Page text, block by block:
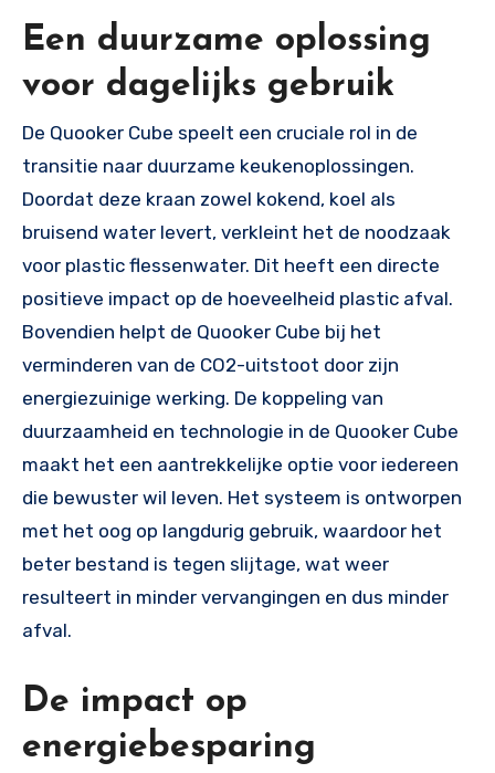
Een duurzame oplossing
voor dagelijks gebruik
De Quooker Cube speelt een cruciale rol in de
transitie naar duurzame keukenoplossingen.
Doordat deze kraan zowel kokend, koel als
bruisend water levert, verkleint het de noodzaak
voor plastic flessenwater. Dit heeft een directe
positieve impact op de hoeveelheid plastic afval.
Bovendien helpt de Quooker Cube bij het
verminderen van de CO2-uitstoot door zijn
energiezuinige werking. De koppeling van
duurzaamheid en technologie in de Quooker Cube
maakt het een aantrekkelijke optie voor iedereen
die bewuster wil leven. Het systeem is ontworpen
met het oog op langdurig gebruik, waardoor het
beter bestand is tegen slijtage, wat weer
resulteert in minder vervangingen en dus minder
afval.
De impact op
energiebesparing